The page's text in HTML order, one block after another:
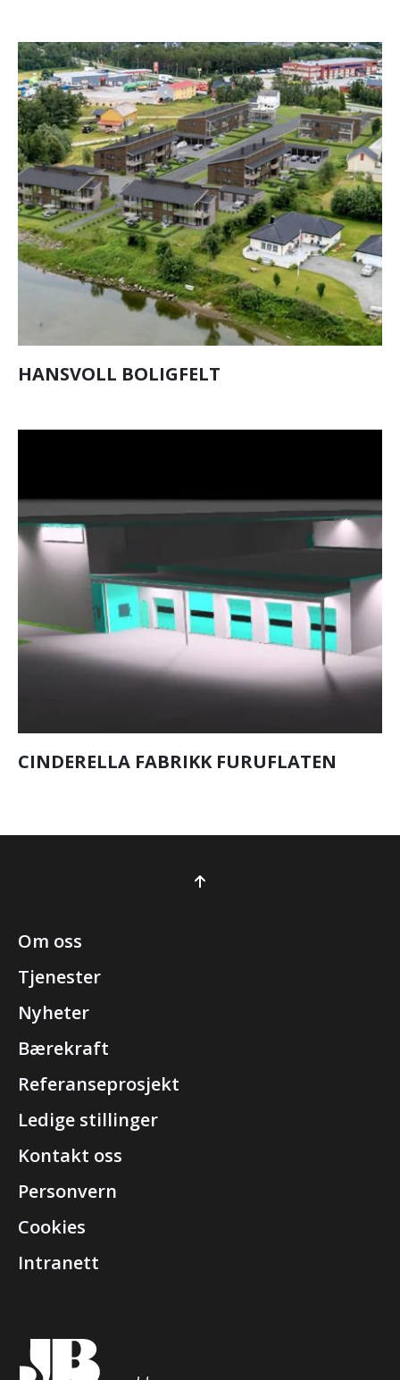
HANSVOLL BOLIGFELT
CINDERELLA FABRIKK FURUFLATEN
Om oss
Tjenester
Nyheter
Bærekraft
Referanseprosjekt
Ledige stillinger
Kontakt oss
Personvern
Cookies
Intranett